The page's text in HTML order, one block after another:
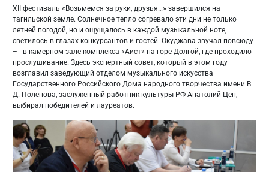
XII фестиваль «Возьмемся за руки, друзья…» завершился на
тагильской земле. Солнечное тепло согревало эти дни не только
летней погодой, но и ощущалось в каждой музыкальной ноте,
светилось в глазах конкурсантов и гостей. Окуджава звучал повсюду
– в камерном зале комплекса «Аист» на горе Долгой, где проходило
прослушивание. Здесь экспертный совет, который в этом году
возглавил заведующий отделом музыкального искусства
Государственного Российского Дома народного творчества имени В.
Д. Поленова, заслуженный работник культуры РФ Анатолий Цеп,
выбирал победителей и лауреатов.